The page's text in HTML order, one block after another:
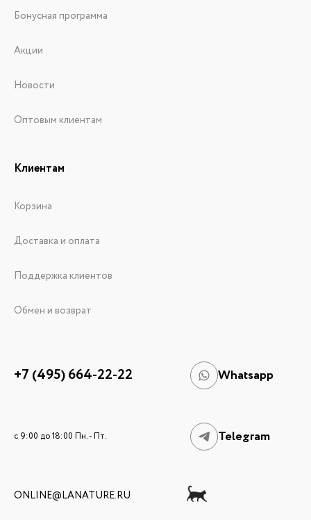
Бонусная программа
Акции
Новости
Оптовым клиентам
Клиентам
Корзина
Доставка и оплата
Поддержка клиентов
Обмен и возврат
+7 (495) 664-22-22 Whatsapp
c 9:00 до 18:00 Пн. - Пт. Telegram
ONLINE@LANATURE.RU